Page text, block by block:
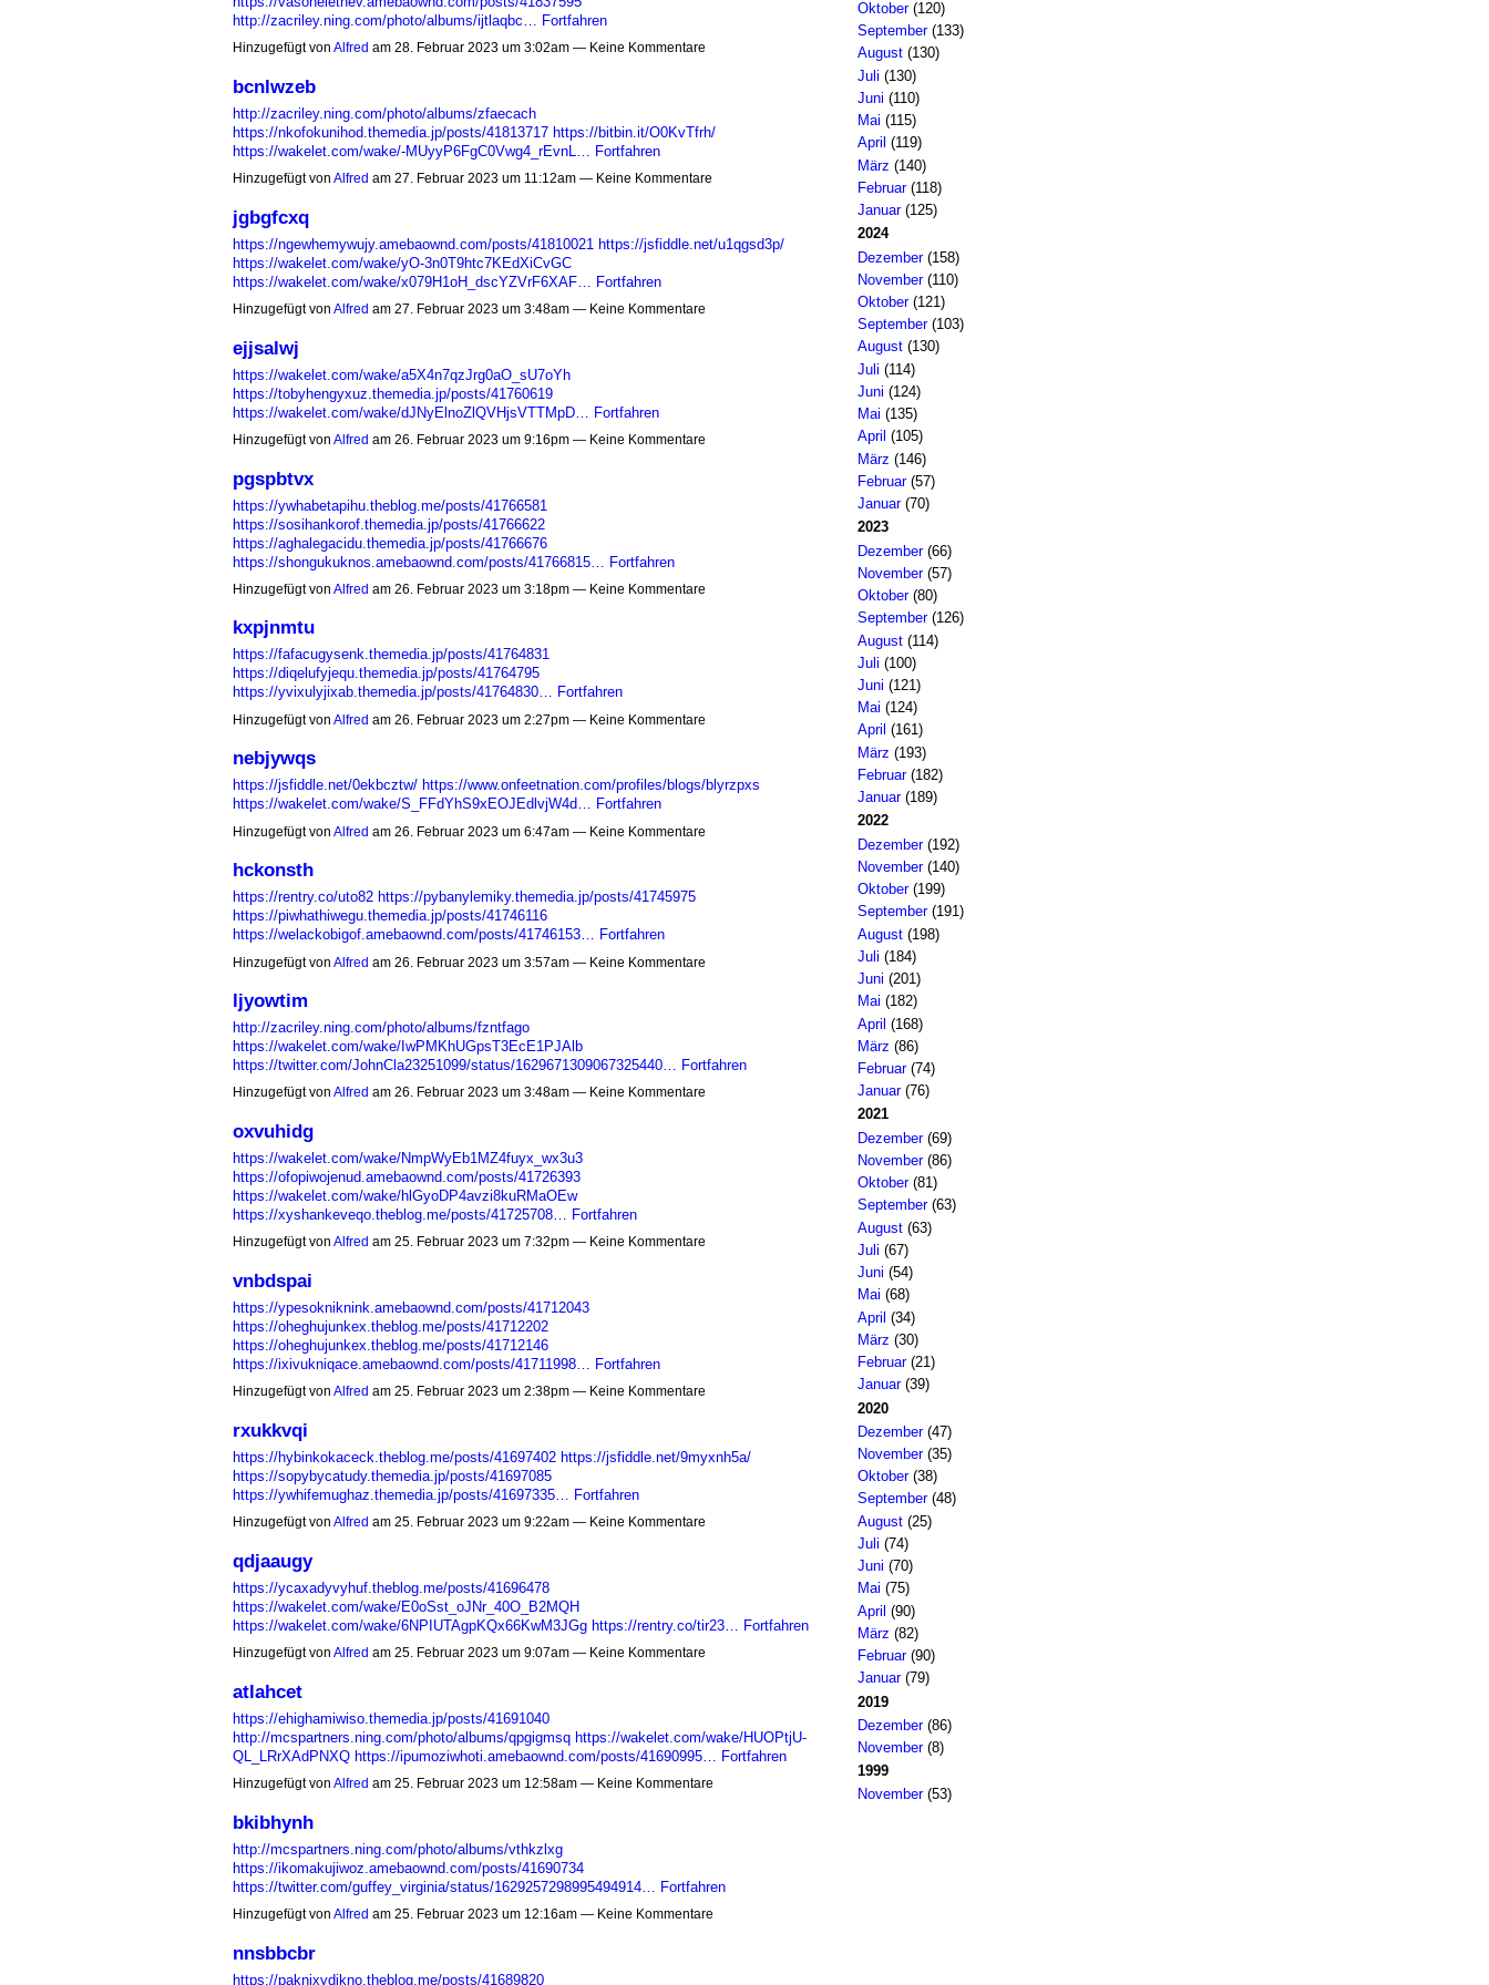
http://zacriley.ning.com/photo/albums/ijtlaqbc…
Fortfahren
Hinzugefügt von Alfred am 28. Februar 2023 um 3:02am — Keine Kommentare
bcnlwzeb
http://zacriley.ning.com/photo/albums/zfaecach
https://nkofokunihod.themedia.jp/posts/41813717 https://bitbin.it/O0KvTfrh/
https://wakelet.com/wake/-MUyyP6FgC0Vwg4_rEvnL…
Fortfahren
Hinzugefügt von Alfred am 27. Februar 2023 um 11:12am — Keine Kommentare
jgbgfcxq
https://ngewhemywujy.amebaownd.com/posts/41810021 https://jsfiddle.net/u1qgsd3p/
https://wakelet.com/wake/yO-3n0T9htc7KEdXiCvGC
https://wakelet.com/wake/x079H1oH_dscYZVrF6XAF…
Fortfahren
Hinzugefügt von Alfred am 27. Februar 2023 um 3:48am — Keine Kommentare
ejjsalwj
https://wakelet.com/wake/a5X4n7qzJrg0aO_sU7oYh
https://tobyhengyxuz.themedia.jp/posts/41760619
https://wakelet.com/wake/dJNyElnoZlQVHjsVTTMpD…
Fortfahren
Hinzugefügt von Alfred am 26. Februar 2023 um 9:16pm — Keine Kommentare
pgspbtvx
https://ywhabetapihu.theblog.me/posts/41766581
https://sosihankorof.themedia.jp/posts/41766622
https://aghalegacidu.themedia.jp/posts/41766676
https://shongukuknos.amebaownd.com/posts/41766815…
Fortfahren
Hinzugefügt von Alfred am 26. Februar 2023 um 3:18pm — Keine Kommentare
kxpjnmtu
https://fafacugysenk.themedia.jp/posts/41764831
https://diqelufyjequ.themedia.jp/posts/41764795
https://yvixulyjixab.themedia.jp/posts/41764830… Fortfahren
Hinzugefügt von Alfred am 26. Februar 2023 um 2:27pm — Keine Kommentare
nebjywqs
https://jsfiddle.net/0ekbcztw/ https://www.onfeetnation.com/profiles/blogs/blyrzpxs
https://wakelet.com/wake/S_FFdYhS9xEOJEdlvjW4d… Fortfahren
Hinzugefügt von Alfred am 26. Februar 2023 um 6:47am — Keine Kommentare
hckonsth
https://rentry.co/uto82 https://pybanylemiky.themedia.jp/posts/41745975
https://piwhathiwegu.themedia.jp/posts/41746116
https://welackobigof.amebaownd.com/posts/41746153… Fortfahren
Hinzugefügt von Alfred am 26. Februar 2023 um 3:57am — Keine Kommentare
ljyowtim
http://zacriley.ning.com/photo/albums/fzntfago
https://wakelet.com/wake/IwPMKhUGpsT3EcE1PJAlb
https://twitter.com/JohnCla23251099/status/1629671309067325440… Fortfahren
Hinzugefügt von Alfred am 26. Februar 2023 um 3:48am — Keine Kommentare
oxvuhidg
https://wakelet.com/wake/NmpWyEb1MZ4fuyx_wx3u3
https://ofopiwojenud.amebaownd.com/posts/41726393
https://wakelet.com/wake/hlGyoDP4avzi8kuRMaOEw
https://xyshankeveqo.theblog.me/posts/41725708… Fortfahren
Hinzugefügt von Alfred am 25. Februar 2023 um 7:32pm — Keine Kommentare
vnbdspai
https://ypesokniknink.amebaownd.com/posts/41712043
https://oheghujunkex.theblog.me/posts/41712202
https://oheghujunkex.theblog.me/posts/41712146
https://ixivukniqace.amebaownd.com/posts/41711998… Fortfahren
Hinzugefügt von Alfred am 25. Februar 2023 um 2:38pm — Keine Kommentare
rxukkvqi
https://hybinkokaceck.theblog.me/posts/41697402 https://jsfiddle.net/9myxnh5a/
https://sopybycatudy.themedia.jp/posts/41697085
https://ywhifemughaz.themedia.jp/posts/41697335… Fortfahren
Hinzugefügt von Alfred am 25. Februar 2023 um 9:22am — Keine Kommentare
qdjaaugy
https://ycaxadyvyhuf.theblog.me/posts/41696478
https://wakelet.com/wake/E0oSst_oJNr_40O_B2MQH
https://wakelet.com/wake/6NPIUTAgpKQx66KwM3JGg https://rentry.co/tir23… Fortfahren
Hinzugefügt von Alfred am 25. Februar 2023 um 9:07am — Keine Kommentare
atlahcet
https://ehighamiwiso.themedia.jp/posts/41691040
http://mcspartners.ning.com/photo/albums/qpgigmsq https://wakelet.com/wake/HUOPtjU-
QL_LRrXAdPNXQ https://ipumoziwhoti.amebaownd.com/posts/41690995… Fortfahren
Hinzugefügt von Alfred am 25. Februar 2023 um 12:58am — Keine Kommentare
bkibhynh
http://mcspartners.ning.com/photo/albums/vthkzlxg
https://ikomakujiwoz.amebaownd.com/posts/41690734
https://twitter.com/guffey_virginia/status/1629257298995494914… Fortfahren
Hinzugefügt von Alfred am 25. Februar 2023 um 12:16am — Keine Kommentare
nnsbbcbr
https://paknixydikno.theblog.me/posts/41689820
Oktober(120)
September(133)
August(130)
Juli (130)
Juni (110)
Mai (115)
April (119)
März (140)
Februar(118)
Januar(125)
2024
Dezember(158)
November(110)
Oktober(121)
September(103)
August(130)
Juli (114)
Juni (124)
Mai (135)
April (105)
März (146)
Februar(57)
Januar(70)
2023
Dezember(66)
November(57)
Oktober(80)
September(126)
August(114)
Juli (100)
Juni (121)
Mai (124)
April (161)
März (193)
Februar(182)
Januar(189)
2022
Dezember(192)
November(140)
Oktober(199)
September(191)
August(198)
Juli (184)
Juni (201)
Mai (182)
April (168)
März (86)
Februar(74)
Januar(76)
2021
Dezember(69)
November(86)
Oktober(81)
September(63)
August(63)
Juli (67)
Juni (54)
Mai (68)
April (34)
März (30)
Februar(21)
Januar(39)
2020
Dezember(47)
November(35)
Oktober(38)
September(48)
August(25)
Juli (74)
Juni (70)
Mai (75)
April (90)
März (82)
Februar(90)
Januar(79)
2019
Dezember(86)
November(8)
1999
November(53)